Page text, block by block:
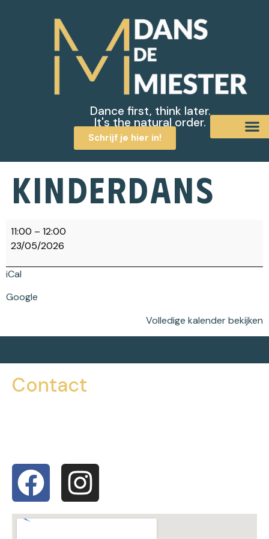
Dance first, think later.
It's the natural order.
Schrijf je hier in!
Kinderdans
11:00 – 12:00
23/05/2026
iCal
Google
Volledige kalender bekijken
Contact